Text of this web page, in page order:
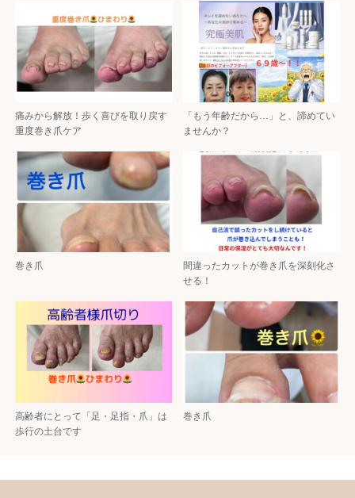
痛みから解放！歩く喜びを取り戻す
重度巻き爪ケア
「もう年齢だから…」と、諦めてい
ませんか？
巻き爪
間違ったカットが巻き爪を深刻化さ
せる！
高齢者にとって「足・足指・爪」は
歩行の土台です
巻き爪